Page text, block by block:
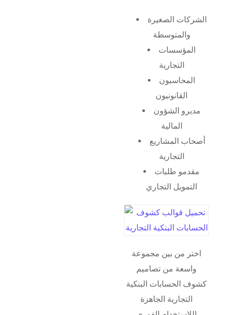
الشركات الصغيرة
والمتوسطة
المؤسسات
التجارية
المحاسبون
القانونيون
مديرو الشؤون
المالية
أصحاب المشاريع
التجارية
مقدمو طلبات
التمويل التجاري
اختر من بين مجموعة
واسعة من تصاميم
كشوف الحسابات البنكية
التجارية الجاهزة